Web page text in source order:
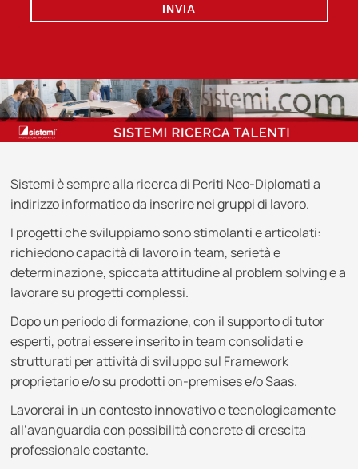
Sistemi è sempre alla ricerca di Periti Neo-Diplomati a
indirizzo informatico da inserire nei gruppi di lavoro.
I progetti che sviluppiamo sono stimolanti e articolati:
richiedono capacità di lavoro in team, serietà e
determinazione, spiccata attitudine al problem solving e a
lavorare su progetti complessi.
Dopo un periodo di formazione, con il supporto di tutor
esperti, potrai essere inserito in team consolidati e
strutturati per attività di sviluppo sul Framework
proprietario e/o su prodotti on-premises e/o Saas.
Lavorerai in un contesto innovativo e tecnologicamente
all’avanguardia con possibilità concrete di crescita
professionale costante.
INVIA